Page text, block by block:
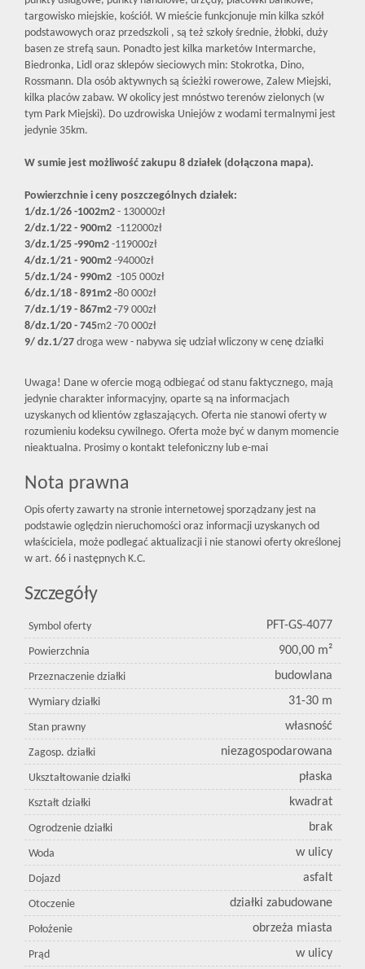
targowisko miejskie, kościół. W mieście funkcjonuje min kilka szkół
podstawowych oraz przedszkoli , są też szkoły średnie, żłobki, duży
basen ze strefą saun. Ponadto jest kilka marketów Intermarche,
Biedronka, Lidl oraz sklepów sieciowych min: Stokrotka, Dino,
Rossmann. Dla osób aktywnych są ścieżki rowerowe, Zalew Miejski,
kilka placów zabaw. W okolicy jest mnóstwo terenów zielonych (w
tym Park Miejski). Do uzdrowiska Uniejów z wodami termalnymi jest
jedynie 35km.
W sumie jest możliwość zakupu 8 działek (dołączona mapa).
Powierzchnie i ceny poszczególnych działek:
1/dz.1/26 -1002m2 - 130000zł
2/dz.1/22 - 900m2 -112000zł
3/dz.1/25 -990m2 -119000zł
4/dz.1/21 - 900m2 -94000zł
5/dz.1/24 - 990m2 -105 000zł
6/dz.1/18 - 891m2 -80 000zł
7/dz.1/19 - 867m2 -79 000zł
8/dz.1/20 - 745m2 -70 000zł
9/ dz.1/27 droga wew - nabywa się udział wliczony w cenę działki
Uwaga! Dane w ofercie mogą odbiegać od stanu faktycznego, mają
jedynie charakter informacyjny, oparte są na informacjach
uzyskanych od klientów zgłaszających. Oferta nie stanowi oferty w
rozumieniu kodeksu cywilnego. Oferta może być w danym momencie
nieaktualna. Prosimy o kontakt telefoniczny lub e-mai
Nota prawna
Opis oferty zawarty na stronie internetowej sporządzany jest na
podstawie oględzin nieruchomości oraz informacji uzyskanych od
właściciela, może podlegać aktualizacji i nie stanowi oferty określonej
w art. 66 i następnych K.C.
Szczegóły
Symbol oferty PFT-GS-4077
Powierzchnia 900,00 m²
Przeznaczenie działki budowlana
Wymiary działki 31-30 m
Stan prawny własność
Zagosp. działki niezagospodarowana
Ukształtowanie działki płaska
Kształt działki kwadrat
Ogrodzenie działki brak
Woda w ulicy
Dojazd asfalt
Otoczenie działki zabudowane
Położenie obrzeża miasta
Prąd w ulicy